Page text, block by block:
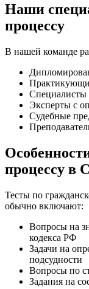
Наши
процессу
В нашей команде
Специалисты
Эксперты с
Судебные
процессу в
Тесты по
обычно включают:
Вопросы на
кодекса РФ
Задачи на
подсудности
Вопросы по
Задания на